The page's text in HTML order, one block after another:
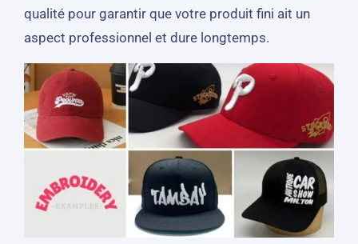
qualité pour garantir que votre produit fini ait un
aspect professionnel et dure longtemps.